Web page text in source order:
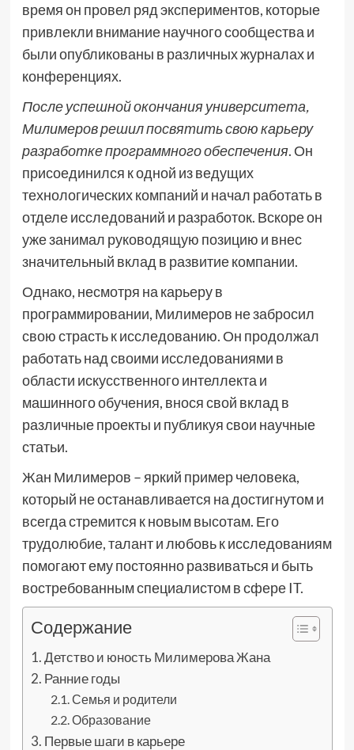
время он провел ряд экспериментов, которые
привлекли внимание научного сообщества и
были опубликованы в различных журналах и
конференциях.
После успешной окончания университета,
Милимеров решил посвятить свою карьеру
разработке программного обеспечения. Он
присоединился к одной из ведущих
технологических компаний и начал работать в
отделе исследований и разработок. Вскоре он
уже занимал руководящую позицию и внес
значительный вклад в развитие компании.
Однако, несмотря на карьеру в
программировании, Милимеров не забросил
свою страсть к исследованию. Он продолжал
работать над своими исследованиями в
области искусственного интеллекта и
машинного обучения, внося свой вклад в
различные проекты и публикуя свои научные
статьи.
Жан Милимеров – яркий пример человека,
который не останавливается на достигнутом и
всегда стремится к новым высотам. Его
трудолюбие, талант и любовь к исследованиям
помогают ему постоянно развиваться и быть
востребованным специалистом в сфере IT.
Содержание
Детство и юность Милимерова Жана
Ранние годы
Семья и родители
Образование
Первые шаги в карьере